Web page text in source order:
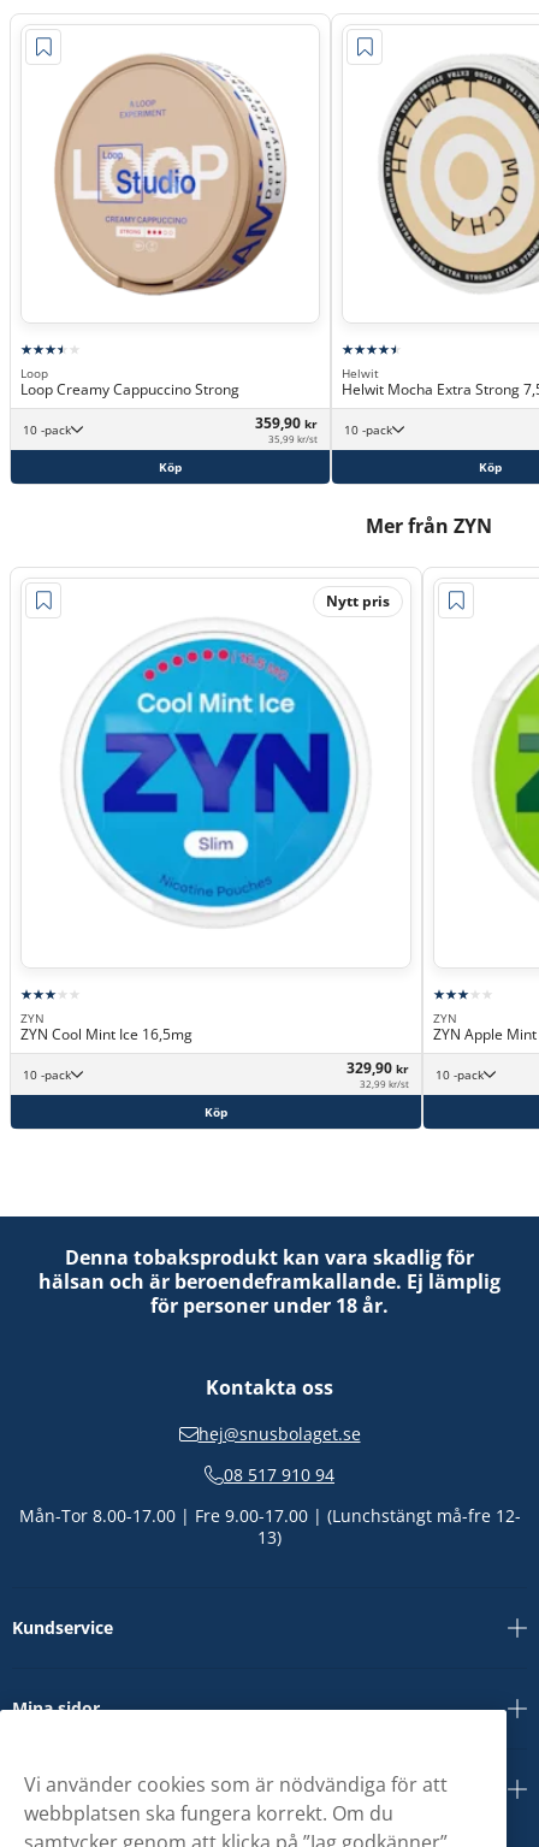
Loop
Loop Creamy Cappuccino Strong
10 -pack 359,90 kr
35,99 kr/st
Köp
Helwit
Helwit Mocha Extra Strong
10 -pack
Köp
Mer från ZYN
Nytt pris
ZYN
ZYN Cool Mint Ice 16,5mg
10 -pack 329,90 kr
32,99 kr/st
Köp
ZYN
ZYN Apple
10 -pack
Denna tobaksprodukt kan vara skadlig för
hälsan och är beroendeframkallande. Ej lämplig
för personer under 18 år.
Kontakta oss
hej@snusbolaget.se
08 517 910 94
Mån-Tor 8.00-17.00 | Fre 9.00-17.00 | (Lunchstängt må-fre 12-
13)
Kundservice
Mina sidor
Om oss
Vi använder cookies som är nödvändiga för att
webbplatsen ska fungera korrekt. Om du